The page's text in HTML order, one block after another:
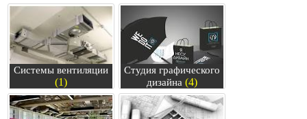
Системы вентиляции
(1)
Студия графического
дизайна (4)